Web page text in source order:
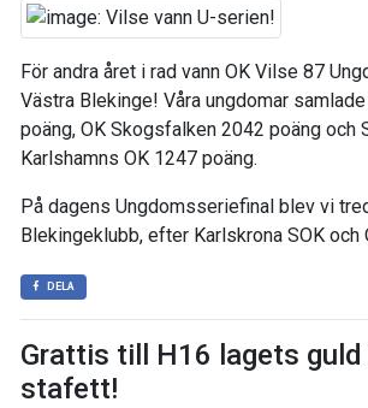
För andra året i rad vann OK Vilse 87
Västra Blekinge! Våra ungdomar
poäng, OK Skogsfalken 2042 poäng och
Karlshamns OK 1247 poäng.
På dagens Ungdomsseriefinal blev vi
Blekingeklubb, efter Karlskrona SOK och
DELA
Grattis till H16 lagets guld
stafett!